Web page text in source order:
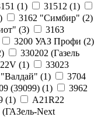
(1) 31512 (1)
) 3162 "Симбир" (2)
(3)
3163
3200 УАЗ Профи (2)
)
330202 (Газель
(1)
33023
(1)
3704
(39099) (1)
3962
(1)
A21R22
(ГАЗель-Next